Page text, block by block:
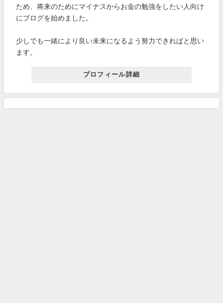
ため、将来のためにマイナスからお金の勉強をしたい人向け
にブログを始めました。
少しでも一緒により良い未来になるよう努力できればと思い
ます。
プロフィール詳細